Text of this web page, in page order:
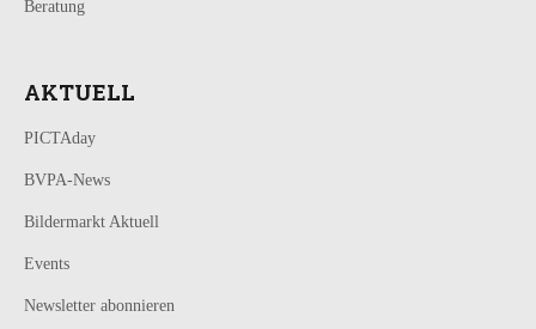
Beratung
AKTUELL
PICTAday
BVPA-News
Bildermarkt Aktuell
Events
Newsletter abonnieren